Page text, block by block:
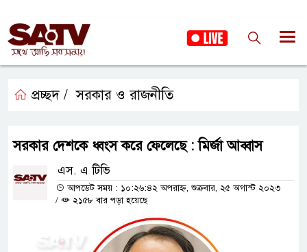
প্রচ্ছদ / সরকার ও রাজনীতি
সরকার দেশকে ধ্বংস করে ফেলেছে : মির্জা আব্বাস
এস. এ টিভি
আপডেট সময় : ১০:২৬:৪২ অপরাহ্ন, শুক্রবার, ২৫ অগাস্ট ২০২৩
/
২১৫৮ বার পড়া হয়েছে